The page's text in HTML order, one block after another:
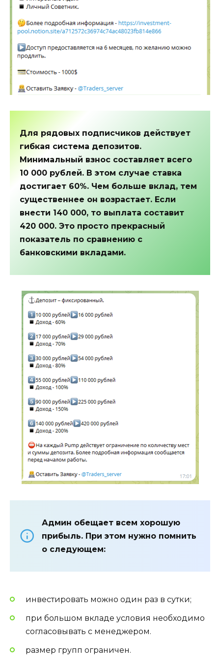
Для рядовых подписчиков действует
гибкая система депозитов.
Минимальный взнос составляет всего
10 000 рублей. В этом случае ставка
достигает 60%. Чем больше вклад, тем
существеннее он возрастает. Если
внести 140 000, то выплата составит
420 000. Это просто прекрасный
показатель по сравнению с
банковскими вкладами.
Админ обещает всем хорошую
прибыль. При этом нужно помнить
о следующем:
инвестировать можно один раз в сутки;
при большом вкладе условия необходимо
согласовывать с менеджером.
размер групп ограничен.